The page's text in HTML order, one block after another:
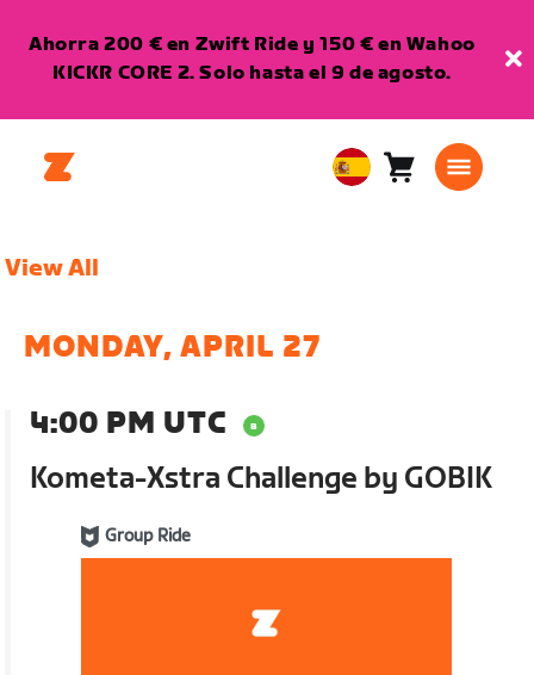
Ahorra 200 € en Zwift Ride y 150 € en Wahoo
KICKR CORE 2. Solo hasta el 9 de agosto.
EuropeanCarro0
View All
MONDAY, APRIL 27
4:00 PM UTC
Kometa-Xstra Challenge by GOBIK
Group Ride